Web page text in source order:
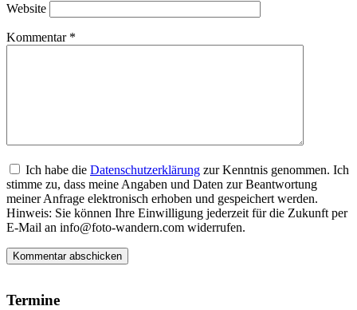
Website
Kommentar *
Ich habe die Datenschutzerklärung zur Kenntnis genommen. Ich
stimme zu, dass meine Angaben und Daten zur Beantwortung
meiner Anfrage elektronisch erhoben und gespeichert werden.
Hinweis: Sie können Ihre Einwilligung jederzeit für die Zukunft per
E-Mail an info@foto-wandern.com widerrufen.
Termine